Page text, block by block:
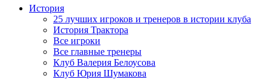
История
25 лучших игроков и тренеров в истории клуба
История Трактора
Все игроки
Все главные тренеры
Клуб Валерия Белоусова
Клуб Юрия Шумакова